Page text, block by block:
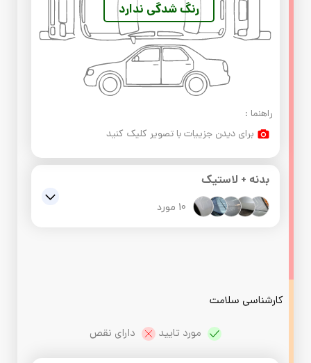
رنگ شدگی ندارد
راهنما :
برای دیدن جزییات با تصویر کلیک کنید
بدنه + لاستیک
10 مورد
گلگیر جلو سمت راننده : ,خط و خش دارد
کارشناسی سلامت